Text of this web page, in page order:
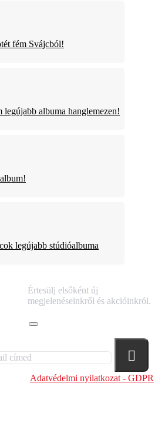
fém Svájcból!
legújabb albuma hanglemezen!
legújabb stúdióalbuma
Értesülj elsőként új
megjelenéseinkről és akcióinkról.
Adatvédelmi nyilatkozat - GDPR